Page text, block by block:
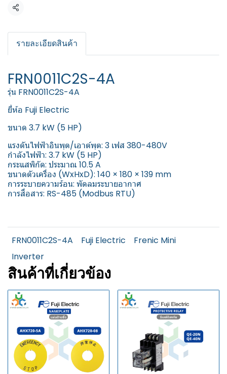
แชร์
รายละเอียดสินค้า
FRN0011C2S-4A
รุ่น FRN0011C2S-4A
ยี่ห้อ Fuji Electric
ขนาด 3.7 kW (5 HP)
แรงดันไฟฟ้าอินพุต/เอาต์พุต: 3 เฟส 380-480V
กำลังไฟฟ้า: 3.7 kW (5 HP)
กระแสพิกัด: ประมาณ 10.5 A
ขนาดตัวเครื่อง (WxHxD): 140 × 180 × 139 mm
การระบายความร้อน: พัดลมระบายอากาศ
การสื่อสาร: RS-485 (Modbus RTU)
FRN0011C2S-4A Fuji Electric
Frenic Mini
Inverter
สินค้าที่เกี่ยวข้อง